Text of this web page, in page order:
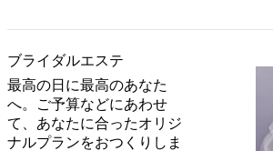
ブライダルエステ
最高の日に最高のあなた
へ。ご予算などにあわせ
て、あなたに合ったオリジ
ナルプランをおつくりしま